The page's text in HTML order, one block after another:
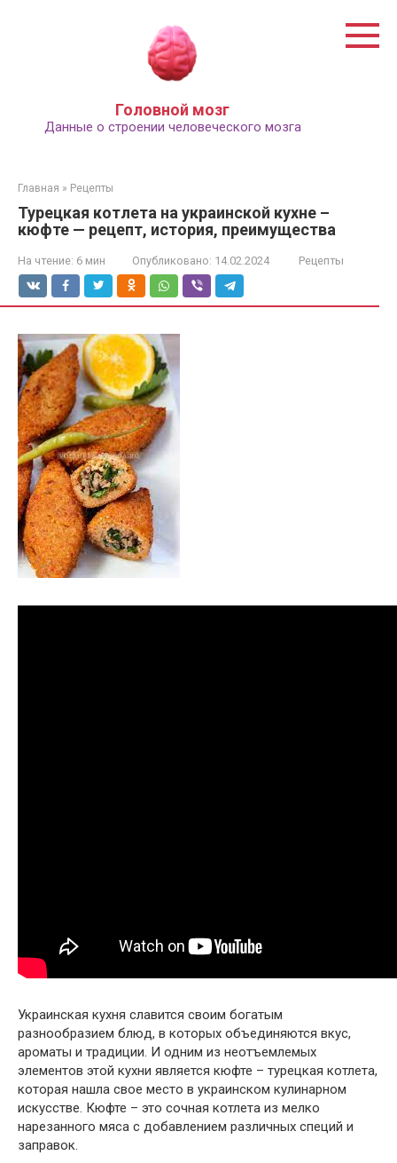
Головной мозг
Данные о строении человеческого мозга
Главная » Рецепты
Турецкая котлета на украинской кухне –
кюфте — рецепт, история, преимущества
На чтение: 6 мин Опубликовано: 14.02.2024 Рецепты
Украинская кухня славится своим богатым
разнообразием блюд, в которых объединяются вкус,
ароматы и традиции. И одним из неотъемлемых
элементов этой кухни является кюфте – турецкая котлета,
которая нашла свое место в украинском кулинарном
искусстве. Кюфте – это сочная котлета из мелко
нарезанного мяса с добавлением различных специй и
заправок.